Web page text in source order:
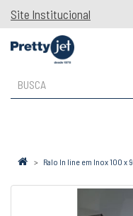
Site Institucional
Ralo In line em Inox 100 x